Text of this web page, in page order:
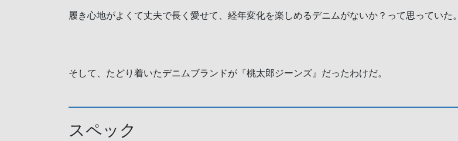
履き心地がよくて丈夫で長く愛せて、経年変化を楽しめるデニムがないか？って思っていた。
そして、たどり着いたデニムブランドが『桃太郎ジーンズ』だったわけだ。
スペック